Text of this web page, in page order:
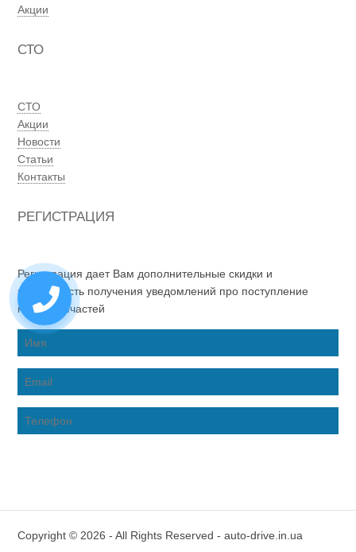
Акции
СТО
СТО
Акции
Новости
Статьи
Контакты
РЕГИСТРАЦИЯ
Регистрация дает Вам дополнительные скидки и
возможность получения уведомлений про поступление
новых запчастей
Copyright © 2026 - All Rights Reserved - auto-drive.in.ua